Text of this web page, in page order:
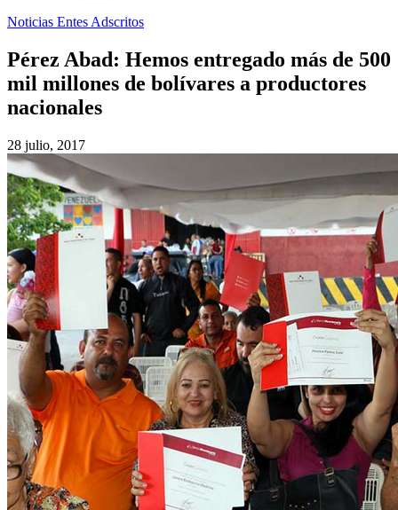
Noticias Entes Adscritos
Pérez Abad: Hemos entregado más de 500
mil millones de bolívares a productores
nacionales
28 julio, 2017